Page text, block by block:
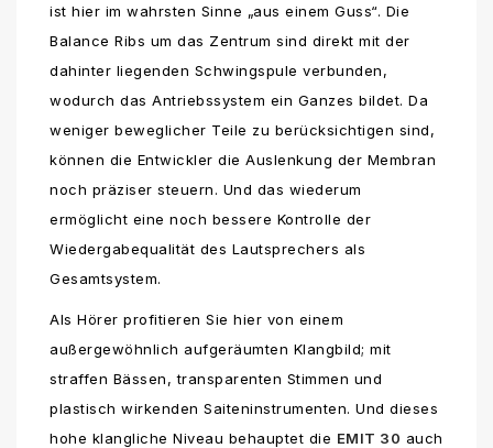
ist hier im wahrsten Sinne „aus einem Guss“. Die
Balance Ribs um das Zentrum sind direkt mit der
dahinter liegenden Schwingspule verbunden,
wodurch das Antriebssystem ein Ganzes bildet. Da
weniger beweglicher Teile zu berücksichtigen sind,
können die Entwickler die Auslenkung der Membran
noch präziser steuern. Und das wiederum
ermöglicht eine noch bessere Kontrolle der
Wiedergabequalität des Lautsprechers als
Gesamtsystem.
Als Hörer profitieren Sie hier von einem
außergewöhnlich aufgeräumten Klangbild; mit
straffen Bässen, transparenten Stimmen und
plastisch wirkenden Saiteninstrumenten. Und dieses
hohe klangliche Niveau behauptet die EMIT 30 auch